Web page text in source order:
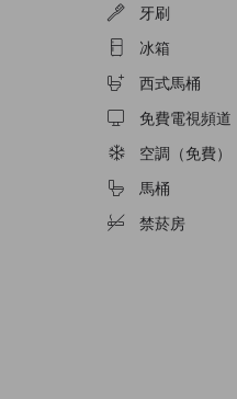
牙刷
冰箱
西式馬桶
免費電視頻道
空調（免費）
馬桶
禁菸房